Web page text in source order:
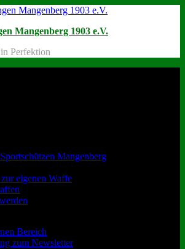
Mangenberg 1903 e.V.
Perfektion
Mangenberg
eigenen Waffe
Bereich
zum Newsletter